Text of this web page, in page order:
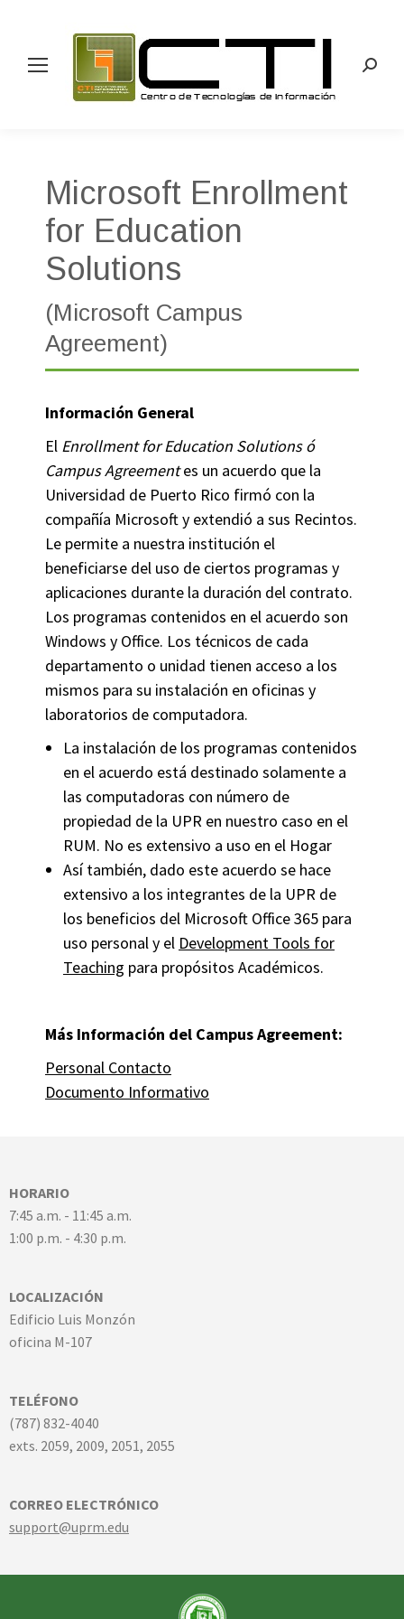
Microsoft Enrollment
for Education
Solutions
(Microsoft Campus
Agreement)
Información General
El Enrollment for Education Solutions ó
Campus Agreementes un acuerdo que la
Universidad de Puerto Rico firmó con la
compañía Microsoft y extendió a sus Recintos.
Le permite a nuestra institución el
beneficiarse del uso de ciertos programas y
aplicaciones durante la duración del contrato.
Los programas contenidos en el acuerdo son
Windows y Office. Los técnicos de cada
departamento o unidad tienen acceso a los
mismos para su instalación en oficinas y
laboratorios de computadora.
La instalación de los programas contenidos
en el acuerdo está destinado solamente a
las computadoras con número de
propiedad de la UPR en nuestro caso en el
RUM. No es extensivo a uso en el Hogar
Así también, dado este acuerdo se hace
extensivo a los integrantes de la UPR de
los beneficios del Microsoft Office 365 para
uso personal y el Development Tools for
Teaching para propósitos Académicos.
Más Información del Campus Agreement:
Personal Contacto
Documento Informativo
HORARIO
7:45 a.m. - 11:45 a.m.
1:00 p.m. - 4:30 p.m.
LOCALIZACIÓN
Edificio Luis Monzón
oficina M-107
TELÉFONO
(787) 832-4040
exts. 2059, 2009, 2051, 2055
CORREO ELECTRÓNICO
support@uprm.edu